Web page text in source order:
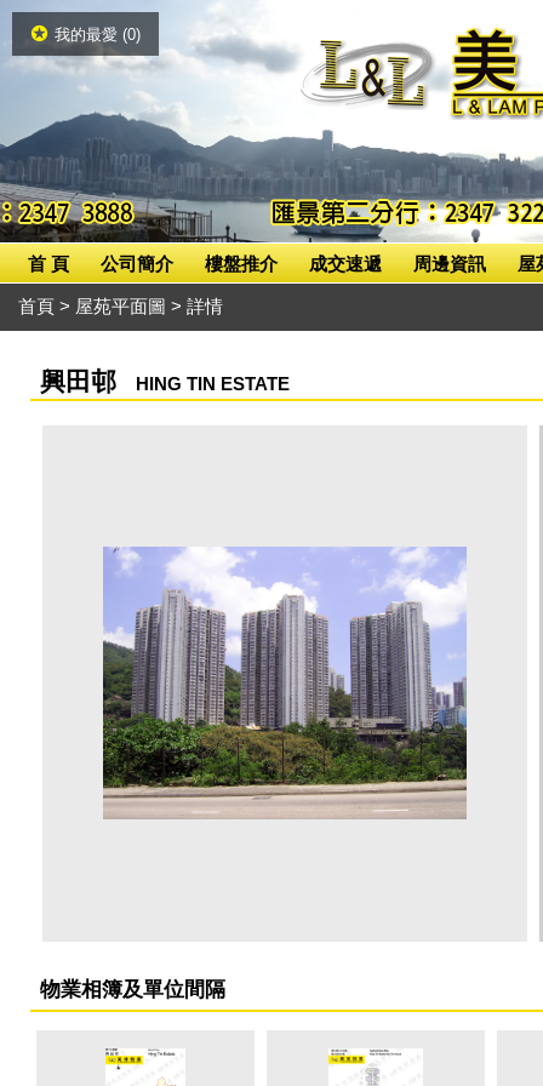
我的最愛 (0)
首 頁 公司簡介 樓盤推介 成交速遞 周邊資訊 屋
首頁 > 屋苑平面圖 > 詳情
興田邨 HING TIN ESTATE
物業相簿及單位間隔